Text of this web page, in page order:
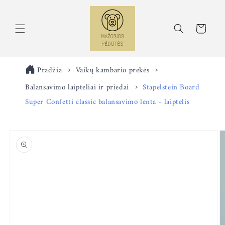
Krepšelis
Pradžia
Vaikų kambario prekės
Balansavimo laipteliai ir priedai
Stapelstein Board
Super Confetti classic balansavimo lenta - laiptelis
informacijos
apie gaminį